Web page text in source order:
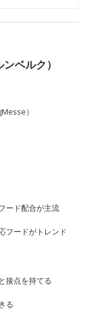
ベルク）
）
ード配合が主流
フードがトレンド
接点を持てる
る